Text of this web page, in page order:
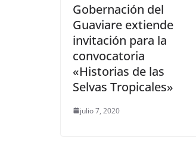
Gobernación del
Guaviare extiende
invitación para la
convocatoria
«Historias de las
Selvas Tropicales»
julio 7, 2020